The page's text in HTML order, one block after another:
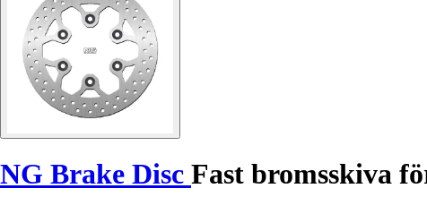
NG Brake Disc Fast bromsskiva